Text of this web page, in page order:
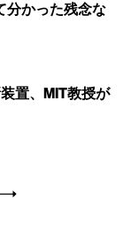
分かった残念な
置、MIT教授が